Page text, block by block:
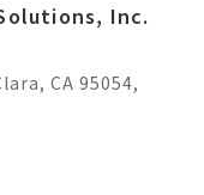
Inc.
CA 95054,